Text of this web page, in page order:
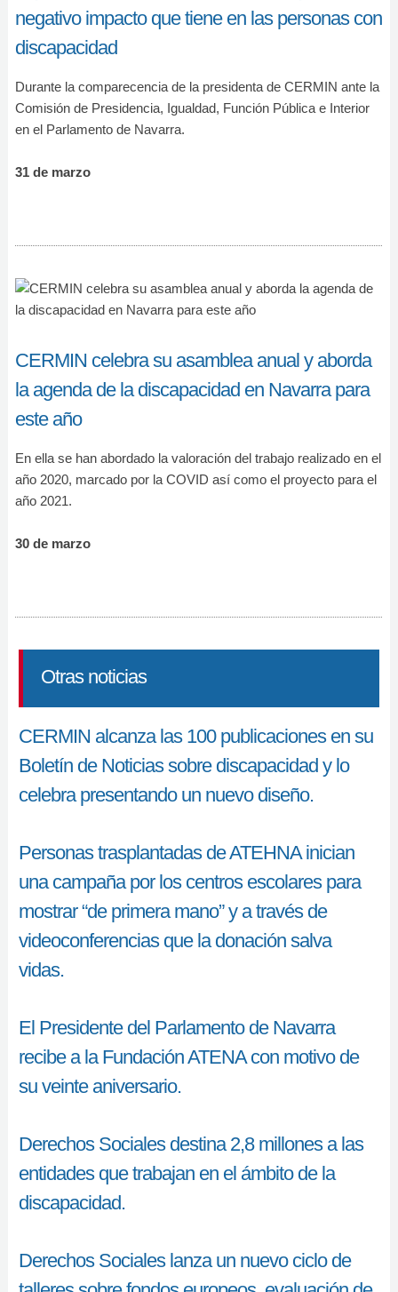
negativo impacto que tiene en las personas con
discapacidad
Durante la comparecencia de la presidenta de CERMIN ante la
Comisión de Presidencia, Igualdad, Función Pública e Interior
en el Parlamento de Navarra.
31 de marzo
CERMIN celebra su asamblea anual y aborda
la agenda de la discapacidad en Navarra para
este año
En ella se han abordado la valoración del trabajo realizado en el
año 2020, marcado por la COVID así como el proyecto para el
año 2021.
30 de marzo
Otras noticias
CERMIN alcanza las 100 publicaciones en su
Boletín de Noticias sobre discapacidad y lo
celebra presentando un nuevo diseño.
Personas trasplantadas de ATEHNA inician
una campaña por los centros escolares para
mostrar “de primera mano” y a través de
videoconferencias que la donación salva
vidas.
El Presidente del Parlamento de Navarra
recibe a la Fundación ATENA con motivo de
su veinte aniversario.
Derechos Sociales destina 2,8 millones a las
entidades que trabajan en el ámbito de la
discapacidad.
Derechos Sociales lanza un nuevo ciclo de